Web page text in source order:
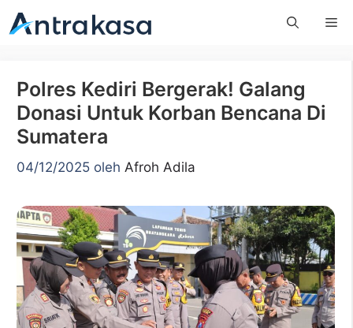
Langsung
ke
Polres Kediri Bergerak! Galang
Donasi Untuk Korban Bencana Di
Sumatera
04/12/2025 oleh Afroh Adila